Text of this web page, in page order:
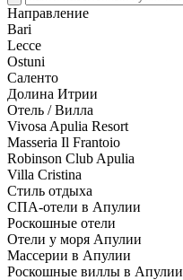
Направление
Bari
Lecce
Ostuni
Саленто
Долина Итрии
Отель / Вилла
Vivosa Apulia Resort
Masseria Il Frantoio
Robinson Club Apulia
Villa Cristina
Стиль отдыха
СПА-отели в Апулии
Роскошные отели
Отели у моря Апулии
Массерии в Апулии
Роскошные виллы в Апулии